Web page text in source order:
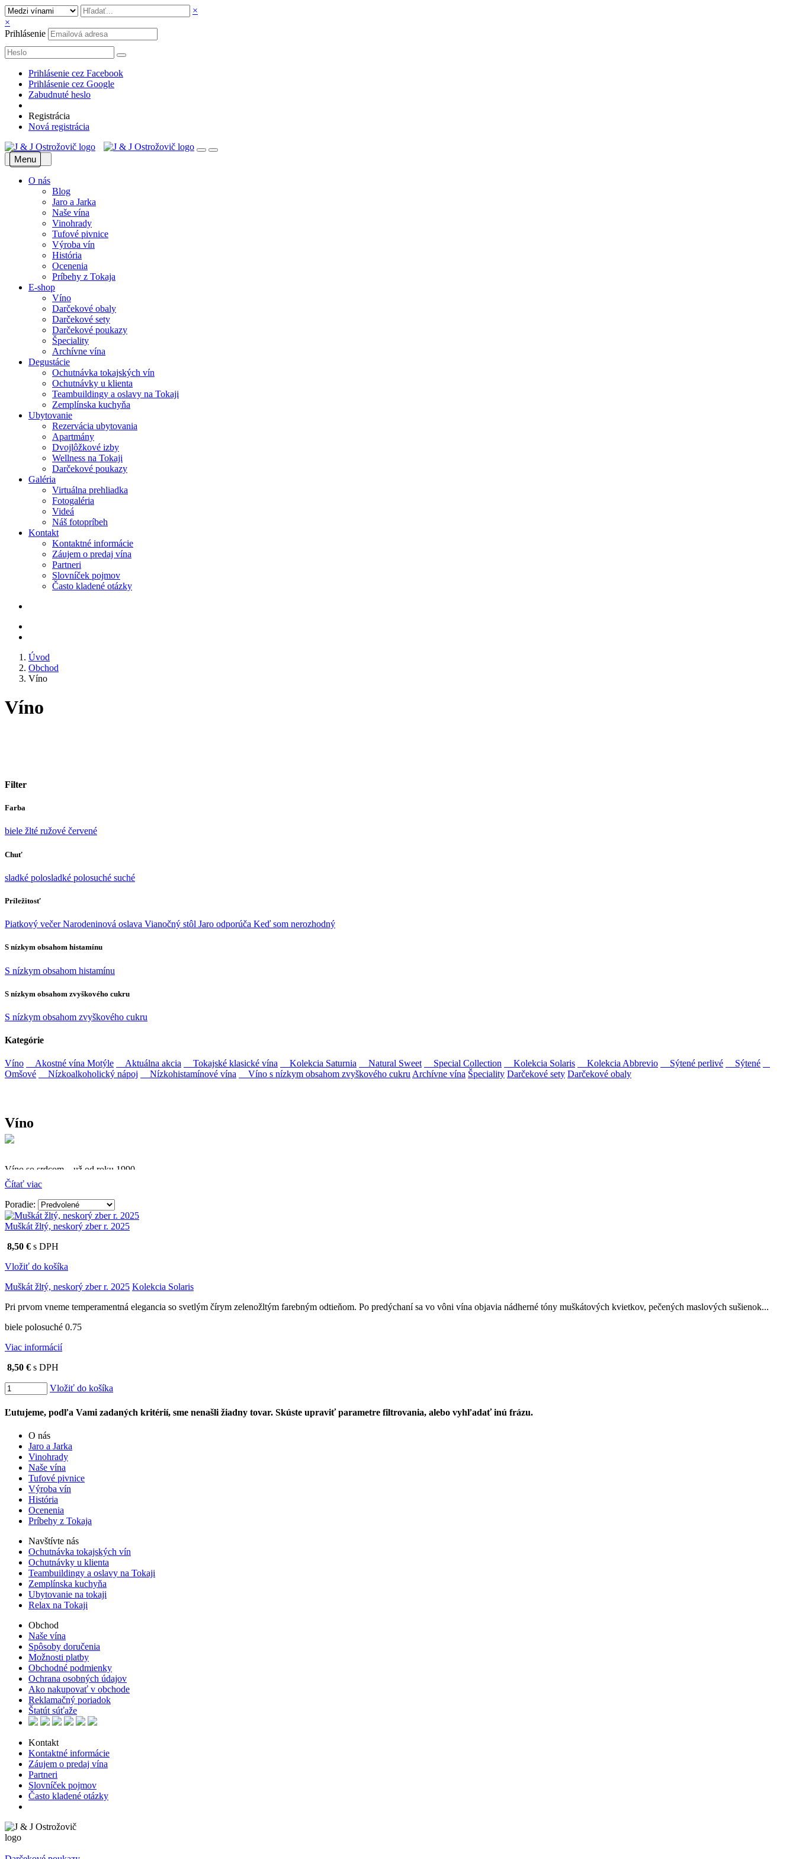
×
×
Prihlásenie
Prihlásenie cez Facebook
Prihlásenie cez Google
Zabudnuté heslo
Registrácia
Nová registrácia
Menu
O nás
Blog
Jaro a Jarka
Naše vína
Vinohrady
Tufové pivnice
Výroba vín
História
Ocenenia
Príbehy z Tokaja
E-shop
Víno
Darčekové obaly
Darčekové sety
Darčekové poukazy
Špeciality
Archívne vína
Degustácie
Ochutnávka tokajských vín
Ochutnávky u klienta
Teambuildingy a oslavy na Tokaji
Zemplínska kuchyňa
Ubytovanie
Rezervácia ubytovania
Apartmány
Dvojlôžkové izby
Wellness na Tokaji
Darčekové poukazy
Galéria
Virtuálna prehliadka
Fotogaléria
Videá
Náš fotopríbeh
Kontakt
Kontaktné informácie
Záujem o predaj vína
Partneri
Slovníček pojmov
Často kladené otázky
Úvod
Obchod
Víno
Víno
Filter
Farba
biele žlté ružové červené
Chuť
sladké polosladké polosuché suché
Príležitosť
Piatkový večerNarodeninová oslava Vianočný stôl Jaro odporúča Keď som nerozhodný
S nízkym obsahom histamínu
S nízkym obsahom histamínu
S nízkym obsahom zvyškového cukru
S nízkym obsahom zvyškového cukru
Kategórie
Víno Akostné vína Motýle Aktuálna akcia Tokajské klasické vína Kolekcia Saturnia Natural Sweet Special Collection Kolekcia Solaris Kolekcia Abbrevio Sýtené perlivé
Sýtené
Omšové
Nízkoalkoholický nápoj Nízkohistamínové vína Víno s nízkym obsahom zvyškového cukru Archívne vína Špeciality Darčekové sety Darčekové obaly
Víno
Víno so srdcom – už od roku 1990
Firma Ostrožovič je najstaršou privátnou firmou na slovenskom Tokaji.
Vyrábame kvalitné odrodové a výberové vína. Ako prví sme priniesli na slovenský trh sólo spracované vína z tokajských odrôd Furmint, Lipovina a Muškát žltý reduktívnou technológiou. Hrozno spracúvame
najmodernejšími technológiami, vrátane riadenej fermentácie.
Čítať viac
Poradie:
Muškát žltý, neskorý zber r. 2025
8,50 € s DPH
Vložiť do košíka
Muškát žltý, neskorý zber r. 2025 Kolekcia Solaris
Pri prvom vneme temperamentná elegancia so svetlým čírym zelenožltým farebným odtieňom. Po predýchaní sa vo vôni vína objavia nádherné tóny muškátových kvietkov, pečených maslových sušienok...
biele polosuché 0.75
Viac informácií
8,50 € s DPH
Vložiť do košíka
Ľutujeme, podľa Vami zadaných kritérií, sme nenašli žiadny tovar. Skúste upraviť parametre filtrovania, alebo vyhľadať inú frázu.
O nás
Jaro a Jarka
Vinohrady
Naše vína
Tufové pivnice
Výroba vín
História
Ocenenia
Príbehy z Tokaja
Navštívte nás
Ochutnávka tokajských vín
Ochutnávky u klienta
Teambuildingy a oslavy na Tokaji
Zemplínska kuchyňa
Ubytovanie na tokaji
Relax na Tokaji
Obchod
Naše vína
Spôsoby doručenia
Možnosti platby
Obchodné podmienky
Ochrana osobných údajov
Ako nakupovať v obchode
Reklamačný poriadok
Štatút súťaže
Kontakt
Kontaktné informácie
Záujem o predaj vína
Partneri
Slovníček pojmov
Často kladené otázky